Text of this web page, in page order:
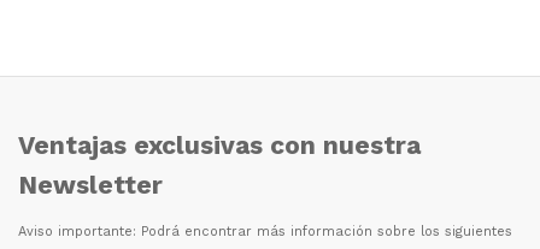
Ventajas exclusivas con nuestra
Newsletter
Aviso importante: Podrá encontrar más información sobre los siguientes